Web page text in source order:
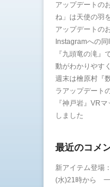
アップデートの
ね」は天使の羽
アップデートの
Instagramへの
『九頭竜の滝』
動がわかりやす
週末は檜原村『
ラアップデート
『神戸岩』VR
しました
最近のコメ
新アイテム登場
(水)21時から 一